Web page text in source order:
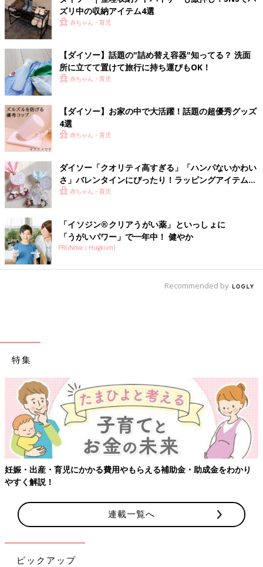
ズリ中の収納アイテム4選
赤ちゃん・育児
【ダイソー】話題の"詰め替え容器"知ってる？ 洗面
所に立てて置けて旅行に持ち運びもOK！
赤ちゃん・育児
【ダイソー】お家の中で大活躍！話題の超優秀グッズ
4選
赤ちゃん・育児
ダイソー「クオリティ高すぎる」「ハンパないかわい
さ」バレンタインにぴったり！ラッピングアイテム5
選 赤ちゃん・育児
「イソジン®クリアうがい薬」といっしょに
「うがいパワー」で一年中！ 健やか
PR(iNova｜Hugkum)
Recommended by
特集
助金・助成金をわかり
【ワクチン接種できるものも】妊婦の感
連載一覧へ
ピックアップ